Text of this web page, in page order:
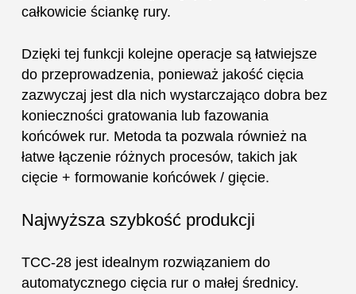
całkowicie ściankę rury.
Dzięki tej funkcji kolejne operacje są łatwiejsze
do przeprowadzenia, ponieważ jakość cięcia
zazwyczaj jest dla nich wystarczająco dobra bez
konieczności gratowania lub fazowania
końcówek rur. Metoda ta pozwala również na
łatwe łączenie różnych procesów, takich jak
cięcie + formowanie końcówek / gięcie.
Najwyższa szybkość produkcji
TCC-28 jest idealnym rozwiązaniem do
automatycznego cięcia rur o małej średnicy.